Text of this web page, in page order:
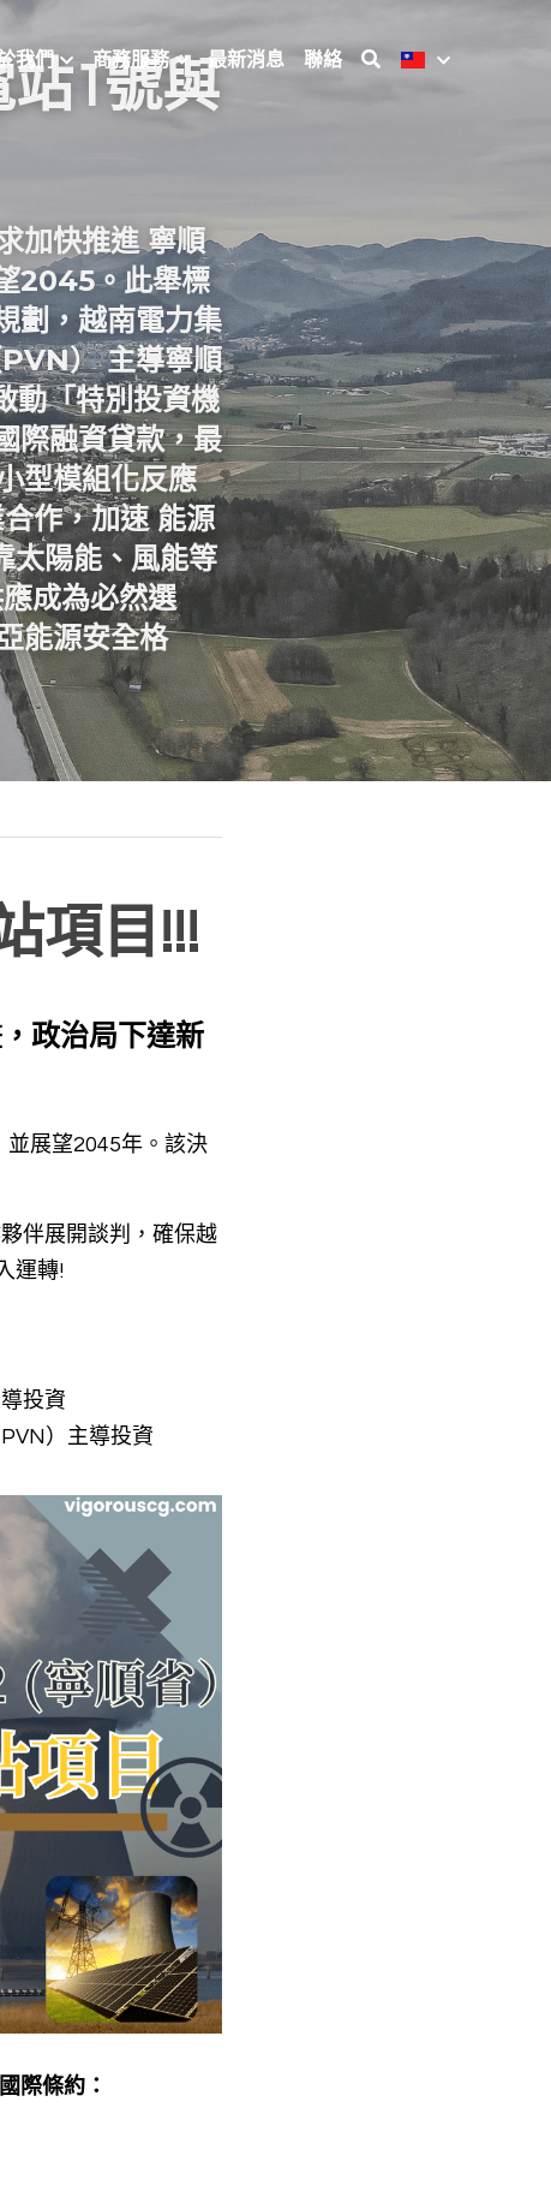
我們 商務服務 最新消息 聯絡
1號與
加快推進 寧順
2045。此舉標
劃，越南電力集
PVN） 主導寧順
動「特別投資機
際融資貸款，最
型模組化反應
合作，加速 能源
太陽能、風能等
成為必然選
能源安全格
項目!!!
政治局下達新
並展望2045年。該決
伴展開談判，確保越
運轉!
投資
）主導投資
際條約：